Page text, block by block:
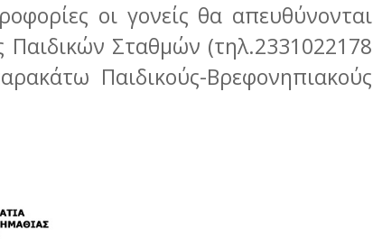
οι γονείς θα απευθύνονται
Παιδικών Σταθμών (τηλ.2331022178
Παιδικούς-Βρεφονηπιακούς